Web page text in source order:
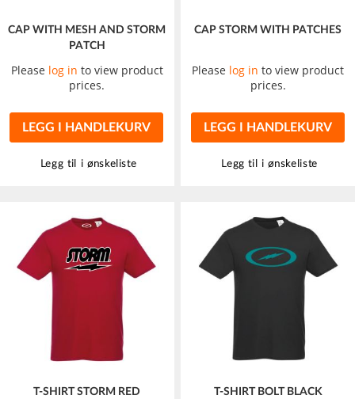
CAP WITH MESH AND STORM
PATCH
Please log in to view product
prices.
LEGG I HANDLEKURV
Legg til i ønskeliste
CAP STORM WITH PATCHES
Please log in to view product
prices.
LEGG I HANDLEKURV
Legg til i ønskeliste
T-SHIRT STORM RED T-SHIRT BOLT BLACK